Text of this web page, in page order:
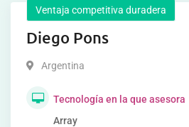
Ventaja competitiva duradera
Diego Pons
Argentina
Tecnología en la que asesora
Array